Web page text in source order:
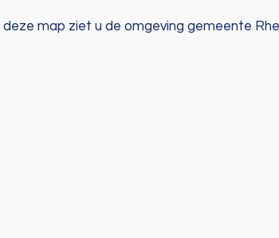
deze map ziet u de omgeving gemeente